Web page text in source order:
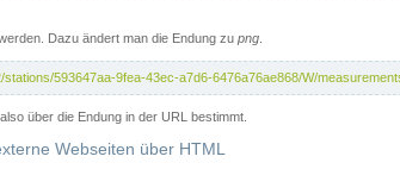
Dazu ändert man die Endung zu png
593647aa-9fea-43ec-a7d6-6476a76ae868/W/
über die Endung in der URL bestimmt.
Webseiten über HTML